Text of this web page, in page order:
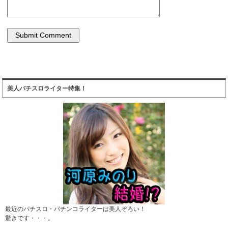
美人パチスロライター特集！
最近のパチスロ・パチンコライターは美人ぞろい！
驚きです・・・。